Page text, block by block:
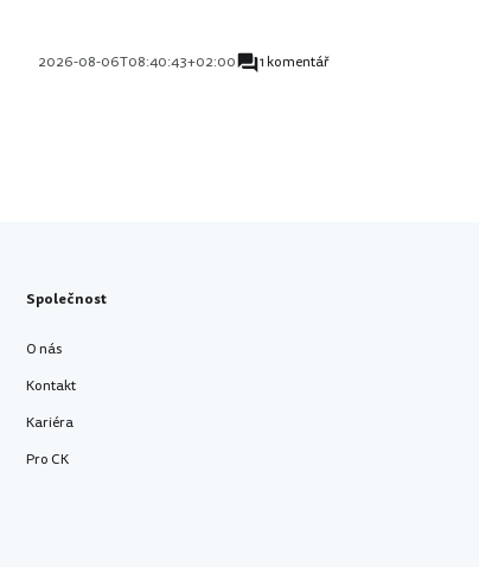
2026-08-06T08:40:43+02:00 1 komentář
Společnost
O nás
Kontakt
Kariéra
Pro CK